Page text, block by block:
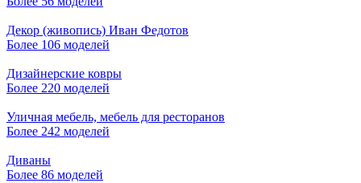
Декор (живопись) Иван Федотов
Более 106 моделей
Дизайнерские ковры
Более 220 моделей
Уличная мебель, мебель для ресторанов
Более 242 моделей
Диваны
Более 86 моделей